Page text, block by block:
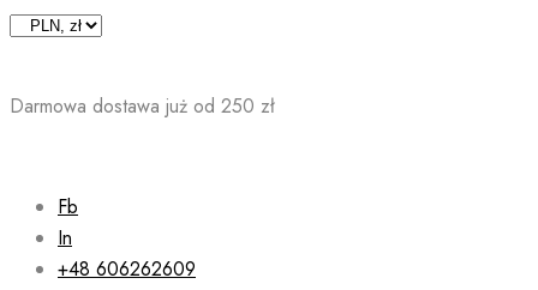
Skip
Darmowa dostawa już od 250 zł
Fb
In
+48 606262609